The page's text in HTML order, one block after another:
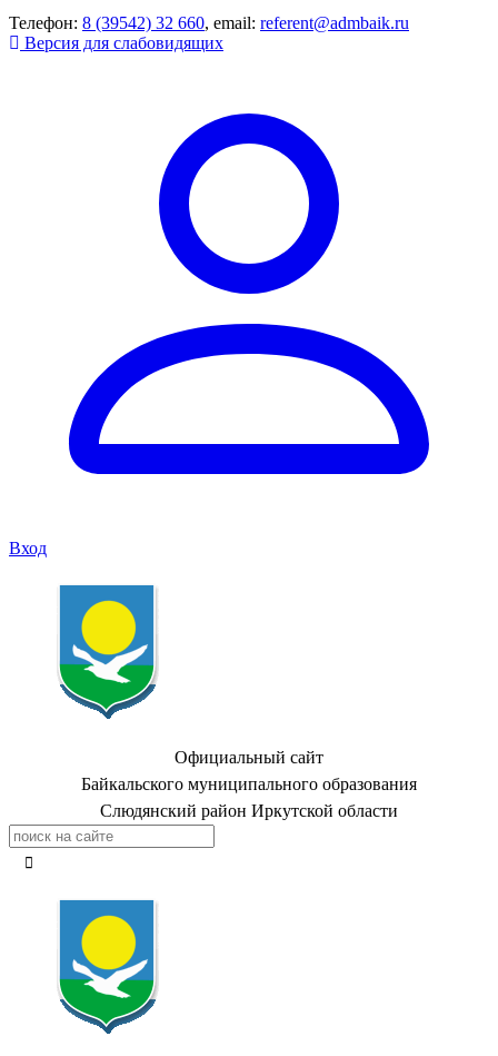
Телефон: 8 (39542) 32 660, email: referent@admbaik.ru
Версия для слабовидящих
Вход
Официальный сайт
Байкальского муниципального образования
Слюдянский район Иркутской области